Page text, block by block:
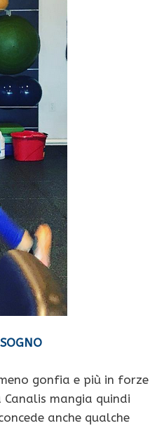
gonfia e più in forze
mangia quindi
anche qualche